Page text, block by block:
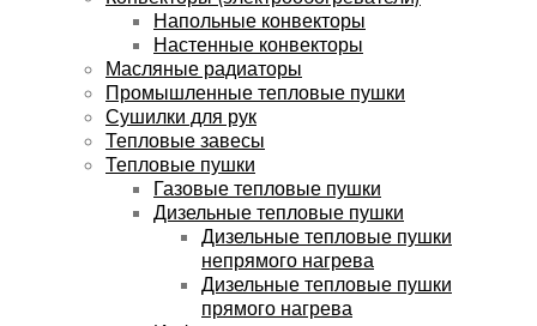
Напольные конвекторы
Настенные конвекторы
Масляные радиаторы
Промышленные тепловые пушки
Сушилки для рук
Тепловые завесы
Тепловые пушки
Газовые тепловые пушки
Дизельные тепловые пушки
Дизельные тепловые пушки
непрямого нагрева
Дизельные тепловые пушки
прямого нагрева